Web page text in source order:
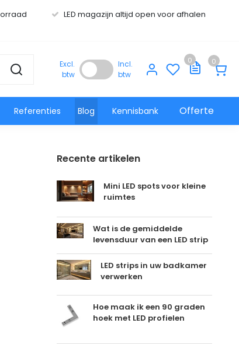
LED magazijn altijd open voor afhalen
Excl.
btw
Incl.
btw
0 0
Referenties Blog Kennisbank Offerte
Recente artikelen
Mini LED spots voor kleine
ruimtes
Wat is de gemiddelde
levensduur van een LED strip
LED strips in uw badkamer
verwerken
Hoe maak ik een 90 graden
hoek met LED profielen